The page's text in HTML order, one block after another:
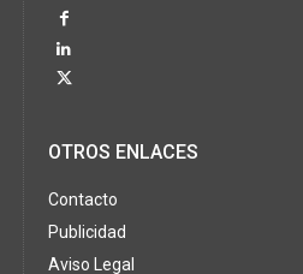
OTROS ENLACES
Contacto
Publicidad
Aviso Legal